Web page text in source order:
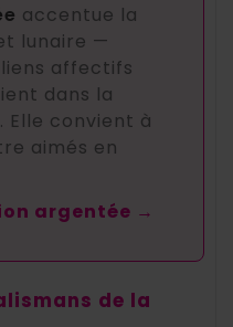
accentue la
lunaire —
affectifs
dans la
Elle convient à
aimés en
argentée →
de la